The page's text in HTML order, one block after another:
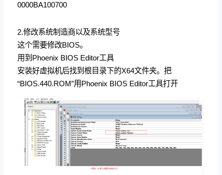
0000BA100700
2.修改系统制造商以及系统型号
这个需要修改BIOS。
用到Phoenix BIOS Editor工具
安装好虚拟机后找到根目录下的X64文件夹。把
“BIOS.440.ROM”用Phoenix BIOS Editor工具打开